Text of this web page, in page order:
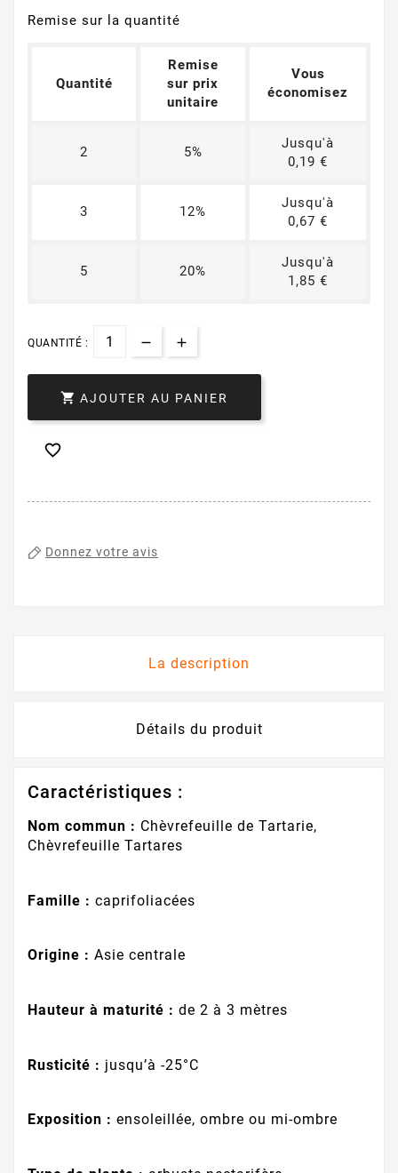
Remise sur la quantité
Quantité
Remise
sur prix
unitaire
Vous
économisez
2 5%
Jusqu'à
0,19 €
3 12%
Jusqu'à
0,67 €
5 20%
Jusqu'à
1,85 €
QUANTITÉ :
 AJOUTER AU PANIER

Donnez votre avis
La description
Détails du produit
Caractéristiques :
Nom commun : Chèvrefeuille de Tartarie,
Chèvrefeuille Tartares
Famille : caprifoliacées
Origine : Asie centrale
Hauteur à maturité : de 2 à 3 mètres
Rusticité : jusqu’à -25°C
Exposition : ensoleillée, ombre ou mi-ombre